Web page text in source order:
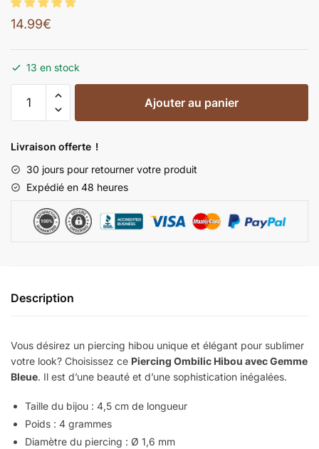
14.99€
13 en stock
Ajouter au panier
Livraison offerte !
30 jours pour retourner votre produit
Expédié en 48 heures
Description
Vous désirez un piercing hibou unique et élégant pour sublimer
votre look? Choisissez ce Piercing Ombilic Hibou avec Gemme
Bleue. Il est d’une beauté et d’une sophistication inégalées.
Taille du bijou : 4,5 cm de longueur
Poids : 4 grammes
Diamètre du piercing : Ø 1,6 mm